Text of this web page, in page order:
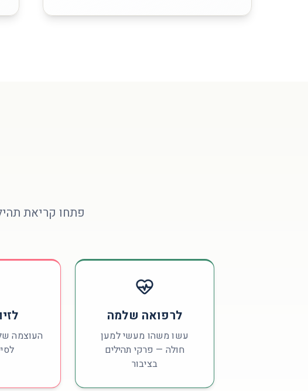
פתחו קריאת
לרפואה שלמה
עשו משהו מעשי למען
חולה — פרקי תהילים
בציבור
העוצמה